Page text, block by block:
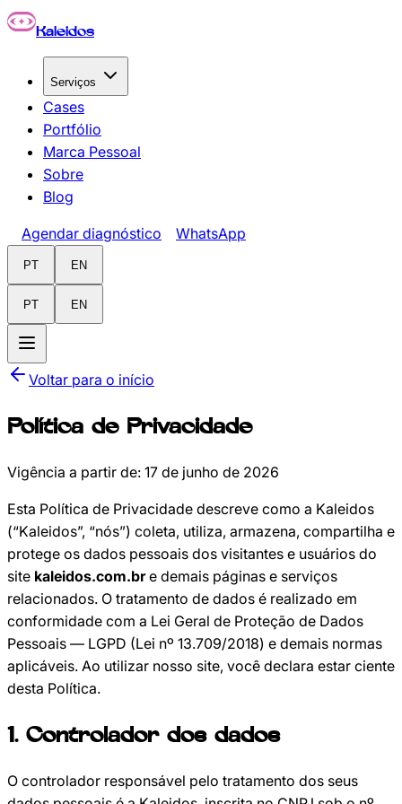
Pular para o conteúdo principal
Kaleidos
Serviços
Cases
Portfólio
Marca Pessoal
Sobre
Blog
Agendar diagnóstico WhatsApp
PT EN
PT EN
Voltar para o início
Política de Privacidade
Vigência a partir de: 17 de junho de 2026
Esta Política de Privacidade descreve como a Kaleidos
(“Kaleidos”, “nós”) coleta, utiliza, armazena, compartilha e
protege os dados pessoais dos visitantes e usuários do
site kaleidos.com.bre demais páginas e serviços
relacionados. O tratamento de dados é realizado em
conformidade com a Lei Geral de Proteção de Dados
Pessoais — LGPD (Lei nº 13.709/2018) e demais normas
aplicáveis. Ao utilizar nosso site, você declara estar ciente
desta Política.
1. Controlador dos dados
O controlador responsável pelo tratamento dos seus